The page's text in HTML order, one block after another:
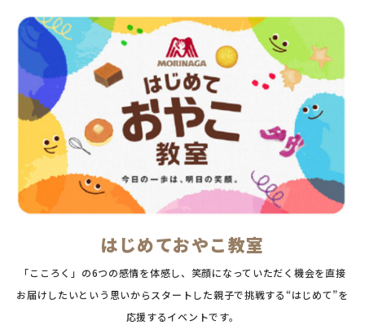
はじめておやこ教室
「こころく」の6つの感情を体感し、笑顔になっていただく機会を直接
お届けしたいという思いからスタートした親子で挑戦する“はじめて”を
応援するイベントです。